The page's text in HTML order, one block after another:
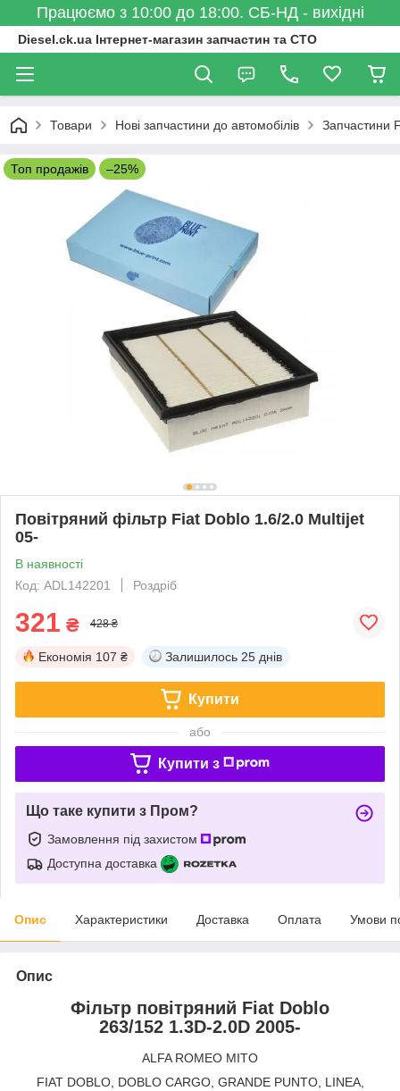
Працюємо з 10:00 до 18:00. СБ-НД - вихідні
Diesel.ck.ua Інтернет-магазин запчастин та СТО
Товари Нові запчастини до автомобілів Запчастини
Топ продажів –25%
Повітряний фільтр Fiat Doblo 1.6/2.0 Multijet
05-
В наявності
Код: ADL142201
Роздріб
321 ₴ 428 ₴
Економія 107 ₴ Залишилось 25 днів
Купити
або
Купити з
Що таке купити з Пром?
Замовлення під захистом
Доступна доставка
Опис Характеристики Доставка Оплата Умови
Опис
Фільтр повітряний Fiat Doblo
263/152 1.3D-2.0D 2005-
ALFA ROMEO MITO
FIAT DOBLO, DOBLO CARGO, GRANDE PUNTO, LINEA,